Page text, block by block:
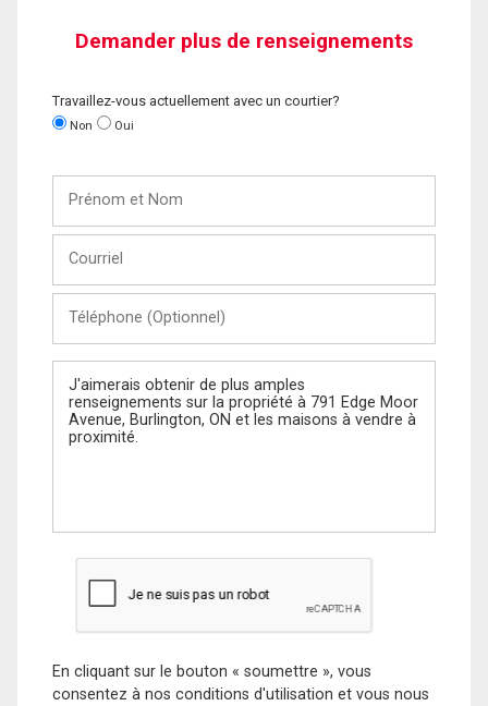
Demander plus de renseignements
Travaillez-vous actuellement avec un courtier?
Non Oui
Nom
(Optionnel)
Message
En cliquant sur le bouton « soumettre », vous
consentez à nos conditions d'utilisation et vous nous